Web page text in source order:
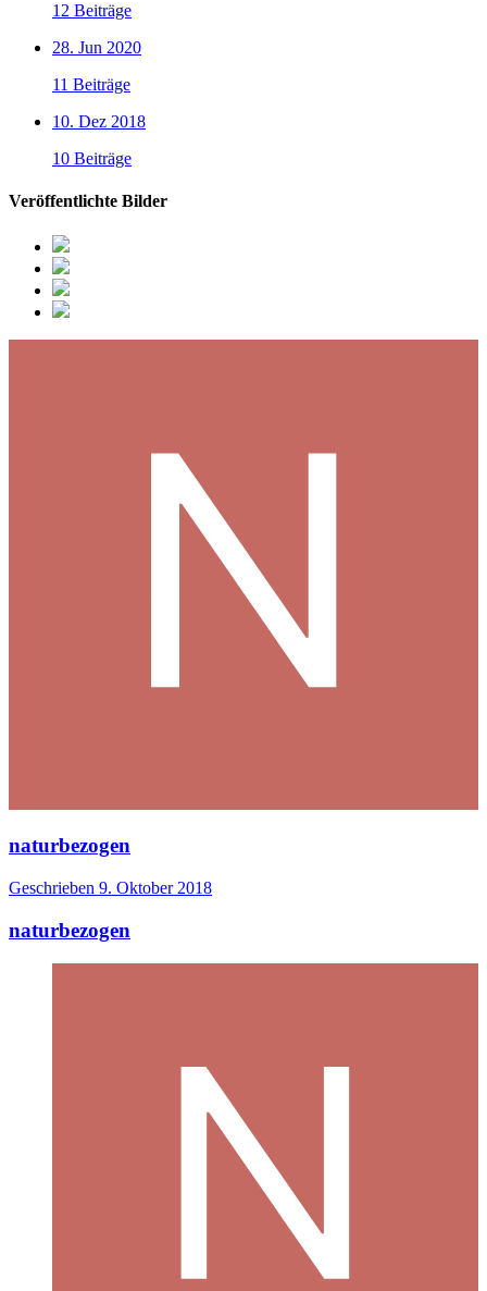
12 Beiträge
28. Jun 2020
11 Beiträge
10. Dez 2018
10 Beiträge
Veröffentlichte Bilder
naturbezogen
Geschrieben 9. Oktober 2018
naturbezogen